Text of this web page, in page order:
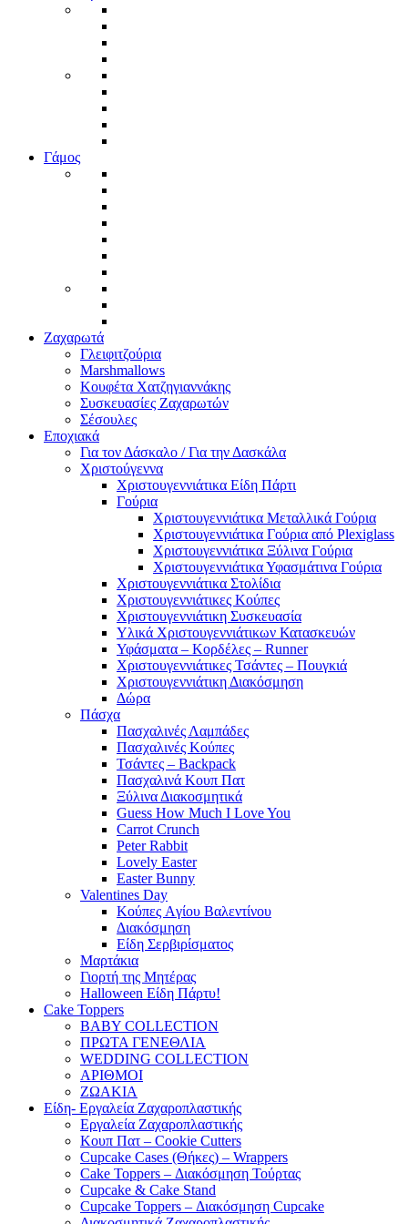
Γάμος
Ζαχαρωτά
Γλειφιτζούρια
Marshmallows
Κουφέτα Χατζηγιαννάκης
Συσκευασίες Ζαχαρωτών
Σέσουλες
Εποχιακά
Για τον Δάσκαλο / Για την Δασκάλα
Χριστούγεννα
Χριστουγεννιάτικα Είδη Πάρτι
Γούρια
Χριστουγεννιάτικα Μεταλλικά Γούρια
Χριστουγεννιάτικα Γούρια από Plexiglass
Χριστουγεννιάτικα Ξύλινα Γούρια
Χριστουγεννιάτικα Υφασμάτινα Γούρια
Χριστουγεννιάτικα Στολίδια
Χριστουγεννιάτικες Κούπες
Χριστουγεννιάτικη Συσκευασία
Υλικά Χριστουγεννιάτικων Κατασκευών
Υφάσματα – Κορδέλες – Runner
Χριστουγεννιάτικες Τσάντες – Πουγκιά
Χριστουγεννιάτικη Διακόσμηση
Δώρα
Πάσχα
Πασχαλινές Λαμπάδες
Πασχαλινές Κούπες
Τσάντες – Backpack
Πασχαλινά Κουπ Πατ
Ξύλινα Διακοσμητικά
Guess How Much I Love You
Carrot Crunch
Peter Rabbit
Lovely Easter
Easter Bunny
Valentines Day
Κούπες Aγίου Βαλεντίνου
Διακόσμηση
Είδη Σερβιρίσματος
Μαρτάκια
Γιορτή της Μητέρας
Halloween Είδη Πάρτυ!
Cake Toppers
BABY COLLECTION
ΠΡΩΤΑ ΓΕΝΕΘΛΙΑ
WEDDING COLLECTION
ΑΡΙΘΜΟΙ
ΖΩΑΚΙΑ
Είδη- Εργαλεία Ζαχαροπλαστικής
Εργαλεία Ζαχαροπλαστικής
Κουπ Πατ – Cookie Cutters
Cupcake Cases (Θήκες) – Wrappers
Cake Toppers – Διακόσμηση Τούρτας
Cupcake & Cake Stand
Cupcake Toppers – Διακόσμηση Cupcake